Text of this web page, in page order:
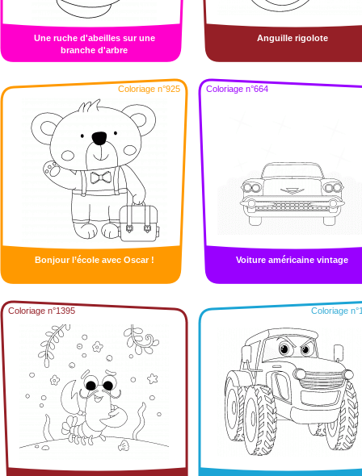
Une ruche d'abeilles sur une
branche d'arbre
Anguille rigolote
Coloriage n°925
Bonjour l’école avec Oscar !
Coloriage n°664
Voiture américaine vintage
Coloriage n°1395 Coloriage